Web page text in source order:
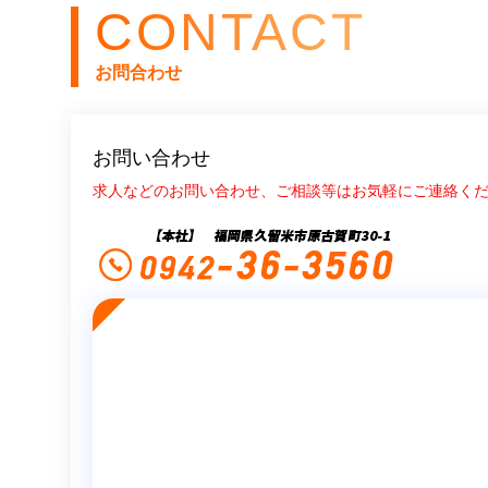
CONTACT
お問合わせ
お問い合わせ
求人などのお問い合わせ、ご相談等はお気軽にご連絡く